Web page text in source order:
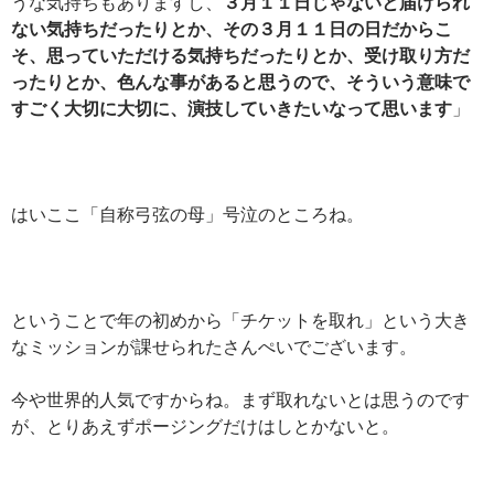
ない気持ちだったりとか、その３月１１日の日だからこ
そ、思っていただける気持ちだったりとか、受け取り方だ
ったりとか、色んな事があると思うので、そういう意味で
すごく大切に大切に、演技していきたいなって思います 」
はいここ「自称弓弦の母」号泣のところね。
ということで年の初めから「チケットを取れ」という大き
なミッションが課せられたさんぺいでございます。
今や世界的人気ですからね。まず取れないとは思うのです
が、とりあえずポージングだけはしとかないと。